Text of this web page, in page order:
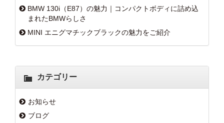
BMW 130i（E87）の魅力｜コンパクトボディに詰め込
まれたBMWらしさ
MINI エニグマチックブラックの魅力をご紹介
カテゴリー
お知らせ
ブログ